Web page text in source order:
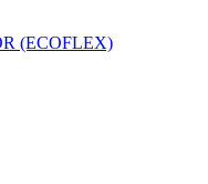
(ECOFLEX)